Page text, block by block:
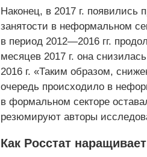
Наконец, в 2017 г. появились
занятости в неформальном
в период 2012—2016 гг.
месяцев 2017 г. она
2016 г. «Таким образом,
очередь происходило в
в формальном секторе
резюмируют авторы
Как Росстат